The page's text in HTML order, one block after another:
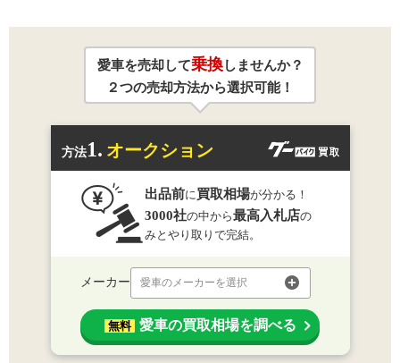
愛車を売却して乗換しませんか？
２つの売却方法から選択可能！
方法1. オークション
出品前に 買取相場が分かる！
3000社の中から最高入札店の
みとやり取りで完結。
メーカー 愛車のメーカーを選択
無料 愛車の買取相場を調べる